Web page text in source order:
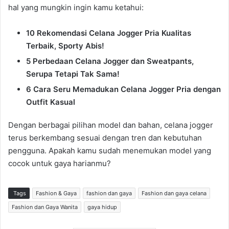
hal yang mungkin ingin kamu ketahui:
10 Rekomendasi Celana Jogger Pria Kualitas
Terbaik, Sporty Abis!
5 Perbedaan Celana Jogger dan Sweatpants,
Serupa Tetapi Tak Sama!
6 Cara Seru Memadukan Celana Jogger Pria dengan
Outfit Kasual
Dengan berbagai pilihan model dan bahan, celana jogger
terus berkembang sesuai dengan tren dan kebutuhan
pengguna. Apakah kamu sudah menemukan model yang
cocok untuk gaya harianmu?
Tags Fashion & Gaya fashion dan gaya
Fashion dan gaya celana
Fashion dan Gaya Wanita
gaya hidup